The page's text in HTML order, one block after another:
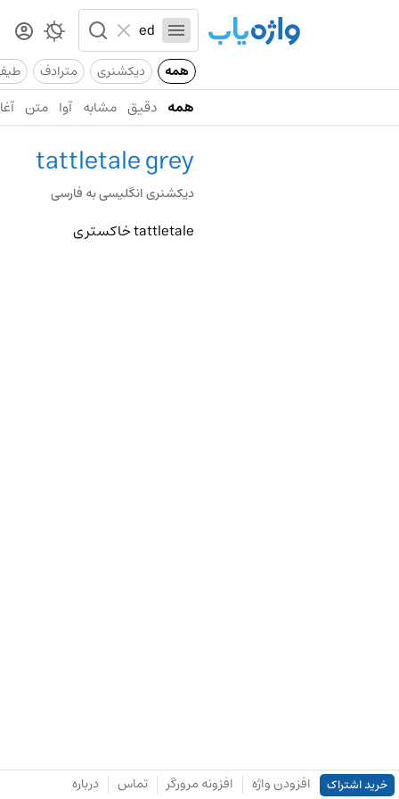
همه دیکشنری مترادف
همه دقیق مشابه آوا متن
tattletale grey
دیکشنری انگلیسی به فارسی
tattletale خاکستری
خرید اشتراک افزودن واژه افزونه مرورگر تماس درباره